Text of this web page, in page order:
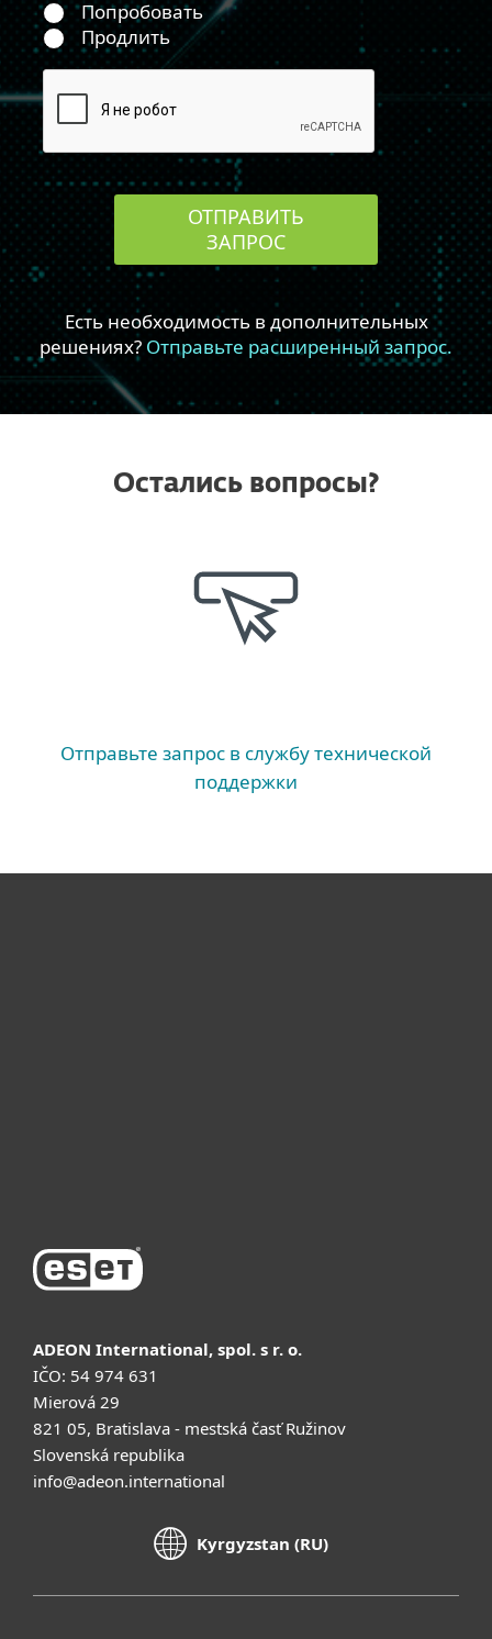
Остались вопросы?
Отправьте запрос в службу технической
поддержки
ADEON International, spol. s r. o.
IČO: 54 974 631
Mierová 29
821 05, Bratislava - mestská časť Ružinov
Slovenská republika
info@adeon.international
Kyrgyzstan (RU)